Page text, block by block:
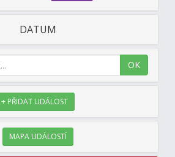
DATUM
OK
+ PŘIDAT UDÁLOST
MAPA UDÁLOSTÍ